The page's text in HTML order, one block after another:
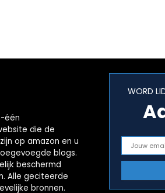
één
die de
op amazon en u
blogs.
beschermd
Alle geciteerde
bronnen.
WORD